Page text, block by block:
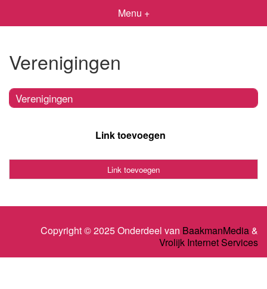
Menu +
Verenigingen
Verenigingen
Link toevoegen
Link toevoegen
Copyright © 2025 Onderdeel van BaakmanMedia&
Vrolijk Internet Services